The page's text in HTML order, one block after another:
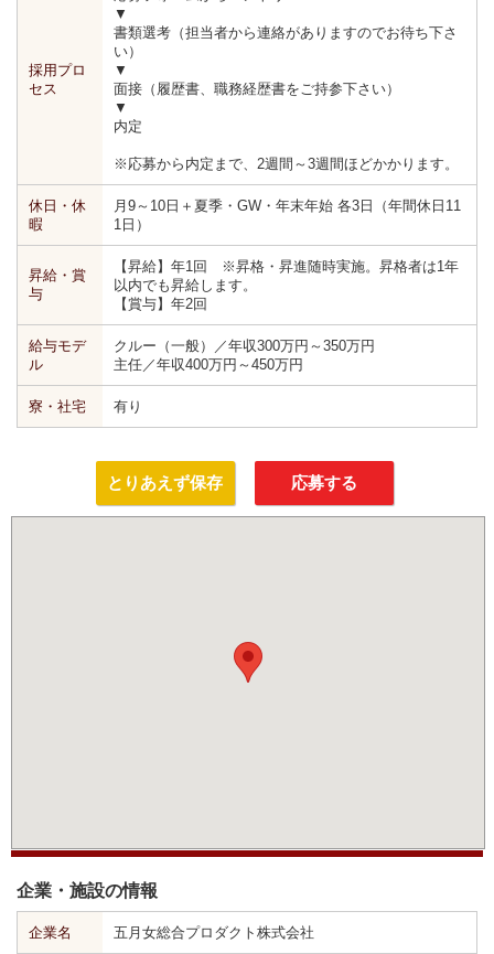
採用プロ
セス
▼
書類選考（担当者から連絡がありますのでお待ち下さ
い）
▼
面接（履歴書、職務経歴書をご持参下さい）
▼
内定
※応募から内定まで、2週間～3週間ほどかかります。
休日・休
暇
月9～10日＋夏季・GW・年末年始 各3日（年間休日11
1日）
昇給・賞
与
【昇給】年1回 ※昇格・昇進随時実施。昇格者は1年
以内でも昇給します。
【賞与】年2回
給与モデ
ル
クルー（一般）／年収300万円～350万円
主任／年収400万円～450万円
寮・社宅 有り
とりあえず保存 応募する
企業・施設の情報
企業名 五月女総合プロダクト株式会社